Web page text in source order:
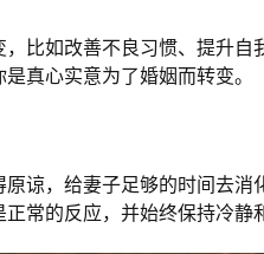
比如改善不良习惯、提升
真心实意为了婚姻而转变。
谅，给妻子足够的时间去
常的反应，并始终保持冷静